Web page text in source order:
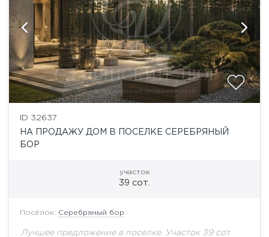
ID 32637
НА ПРОДАЖУ ДОМ В ПОСЕЛКЕ СЕРЕБРЯНЫЙ
БОР
участок
39 сот.
Посёлок: Серебряный бор
Лучшее предложение в поселке. Участок 39 сот